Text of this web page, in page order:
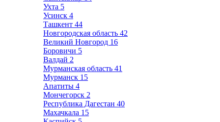
Ухта 5
Усинск 4
Ташкент 44
Новгородская область 42
Великий Новгород 16
Боровичи 5
Валдай 2
Мурманская область 41
Мурманск 15
Апатиты 4
Мончегорск 2
Республика Дагестан 40
Махачкала 15